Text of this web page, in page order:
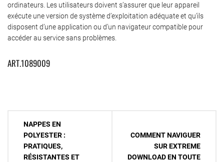
ordinateurs. Les utilisateurs doivent s’assurer que leur appareil
exécute une version de système d’exploitation adéquate et qu’ils
disposent d’une application ou d’un navigateur compatible pour
accéder au service sans problèmes.
ART.1089009
Navigation
l’article
NAPPES EN
POLYESTER :
PRATIQUES,
RÉSISTANTES ET
COMMENT NAVIGUER
SUR EXTREME
DOWNLOAD EN TOUTE